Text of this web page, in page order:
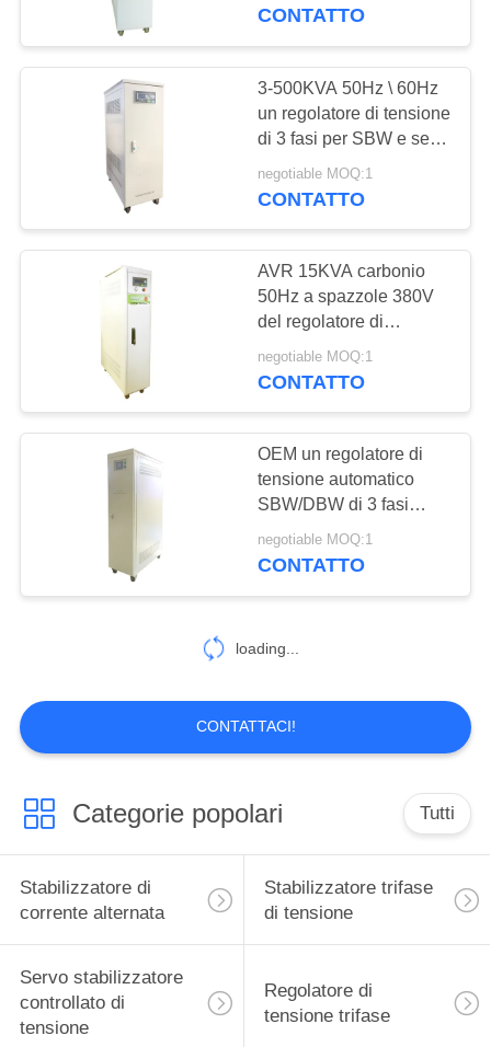
Unità di
ottimizzazione di
tensione
27
Trasformatore
economizzatore
d'energia
Trasformatore di
15
Tipo asciutto
trasformatore
33
fasi
CONTATTO
3-500KVA 50Hz \ 60Hz
un regolatore di tensione
di 3 fasi per SBW e serie
e migliore potere
negotiable MOQ:1
CONTATTO
AVR 15KVA carbonio
50Hz a spazzole 380V
del regolatore di
tensione di CA di 3 fasi
negotiable MOQ:1
CONTATTO
OEM un regolatore di
tensione automatico
SBW/DBW di 3 fasi
stabilizzatore di tensione
di 3 fasi
negotiable MOQ:1
CONTATTO
loading...
CONTATTACI!
Categorie popolari Tutti
Stabilizzatore di
corrente alternata
Stabilizzatore trifase
di tensione
Servo stabilizzatore
controllato di
tensione
Regolatore di
tensione trifase